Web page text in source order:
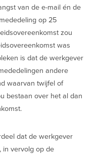
van de e-mail én de
op 25
zou
was
is dat de werkgever
andere
waarvan twijfel of
bestaan over het al dan
dat de werkgever
in vervolg op de